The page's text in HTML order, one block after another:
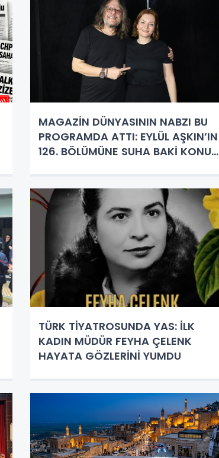
MAGAZİN DÜNYASININ NABZI BU
PROGRAMDA ATTI: EYLÜL AŞKIN’IN
126. BÖLÜMÜNE SUHA BAKİ KONUK
TÜRK TİYATROSUNDA YAS: İLK
KADIN MÜDÜR FEYHA ÇELENK
HAYATA GÖZLERİNİ YUMDU